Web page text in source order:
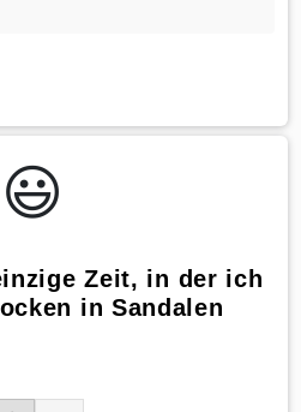
😃️
Zeit, in der ich
in Sandalen